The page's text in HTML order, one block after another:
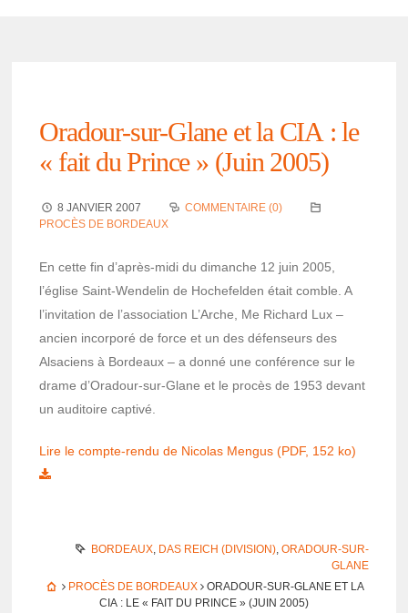
Oradour-sur-Glane et la CIA : le
« fait du Prince » (Juin 2005)
8 JANVIER 2007
COMMENTAIRE (0)
PROCÈS DE BORDEAUX
En cette fin d’après-midi du dimanche 12 juin 2005,
l’église Saint-Wende­lin de Hoche­fel­den était comble. A
l’in­vi­ta­tion de l’as­so­cia­tion L’Arche, Me Richard Lux –
ancien incor­poré de force et un des défen­seurs des
Alsa­ciens à Bordeaux – a donné une confé­rence sur le
drame d’Ora­dour-sur-Glane et le procès de 1953 devant
un audi­toire captivé.
Lire le compte-rendu de Nico­las Mengus (PDF, 152 ko)
BORDEAUX, DAS REICH (DIVISION), ORADOUR-SUR-
GLANE
PROCÈS DE BORDEAUX ORADOUR-SUR-GLANE ET LA
CIA : LE « FAIT DU PRINCE » (JUIN 2005)